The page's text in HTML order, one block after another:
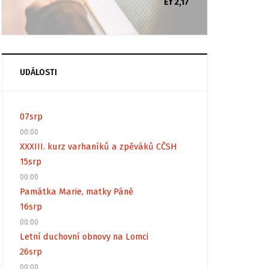
Ef 2,17
UDÁLOSTI
07srp
00:00
XXXIII. kurz varhaníků a zpěváků CČSH
15srp
00:00
Památka Marie, matky Páně
16srp
00:00
Letní duchovní obnovy na Lomci
26srp
00:00